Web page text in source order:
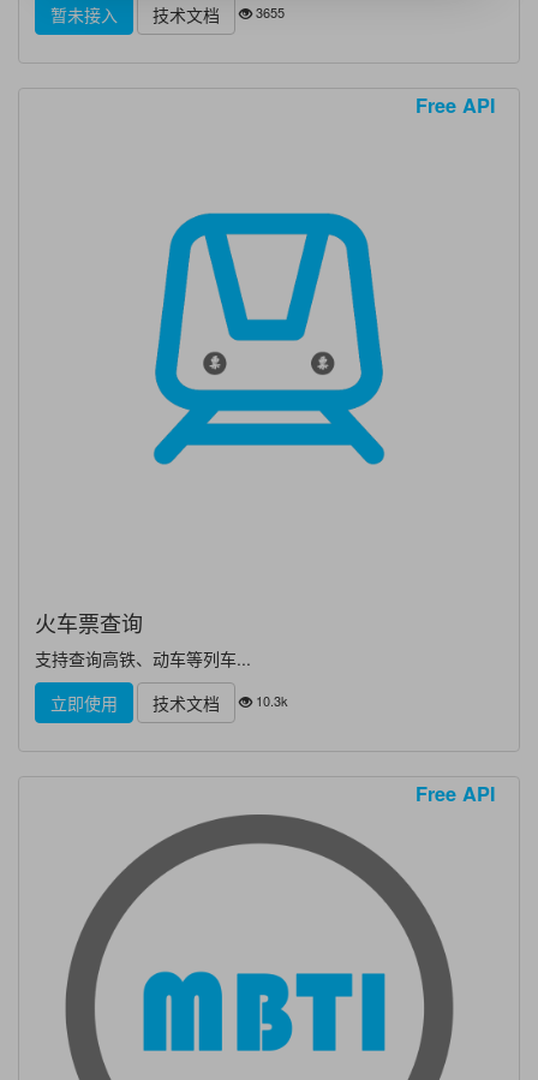
暂未接入
技术文档 3655
Free API
火车票查询
支持查询高铁、动车等列车...
立即使用
技术文档 10.3k
Free API